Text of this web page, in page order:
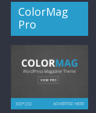
ColorMag
Pro